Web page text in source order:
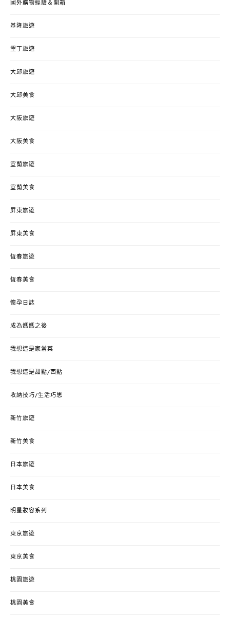
國外購物經驗＆開箱
基隆旅遊
墾丁旅遊
大邱旅遊
大邱美食
大阪旅遊
大阪美食
宜蘭旅遊
宜蘭美食
屏東旅遊
屏東美食
恆春旅遊
恆春美食
懷孕日誌
成為媽媽之後
我想這是家常菜
我想這是甜點/西點
收納技巧/生活巧思
新竹旅遊
新竹美食
日本旅遊
日本美食
明星妝容系列
東京旅遊
東京美食
桃園旅遊
桃園美食